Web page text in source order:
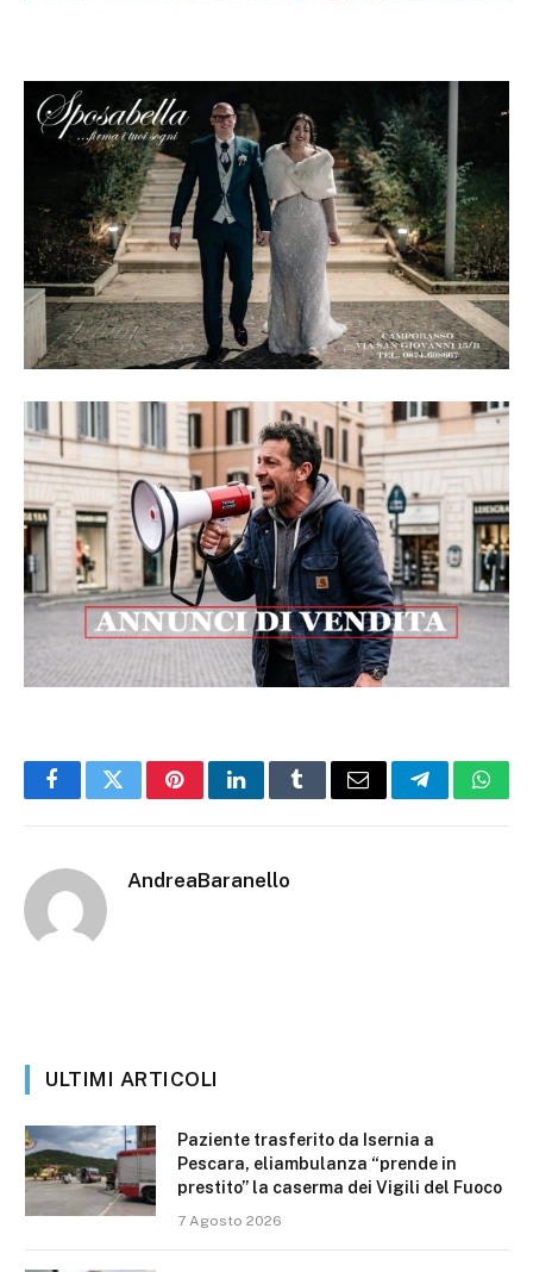
FacebookTwitterPinterestLinkedInTumblrEmail Telegram
AndreaBaranello
ULTIMI ARTICOLI
Paziente trasferito da Isernia a
Pescara, eliambulanza “prende in
prestito” la caserma dei Vigili del Fuoco
7 Agosto 2026